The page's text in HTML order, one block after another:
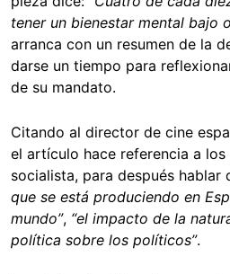
tener un bienestar mental bajo
arranca con un resumen de la
darse un tiempo para
de su mandato.
Citando al director de cine
el artículo hace referencia a
socialista, para después hablar
que se está produciendo en
mundo”, “el impacto de la
política sobre los políticos”.